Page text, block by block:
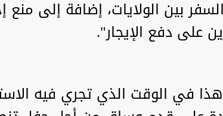
بين الولايات، إضافة إلى منع
على دفع الإيجار".
في الوقت الذي تجري فيه